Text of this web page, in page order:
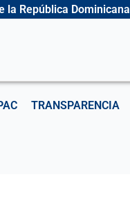
la República Dominicana
TRANSPARENCIA